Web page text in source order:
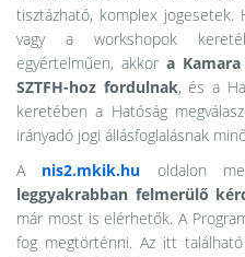
tisztázható, komplex
vagy a workshopok
egyértelműen, akkor a
SZTFH-hoz fordulnak, és a
keretében a Hatóság
irányadó jogi állásfoglalásnak
A nis2.mkik.hu oldalon
leggyakrabban felmerülő
már most is elérhetők. A
fog megtörténni. Az itt